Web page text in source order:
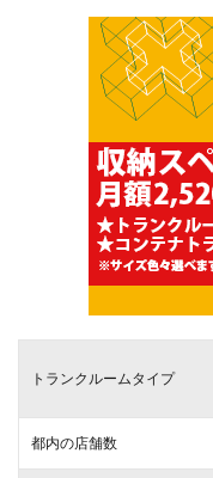
トランクルームタイプ
都内の店舗数